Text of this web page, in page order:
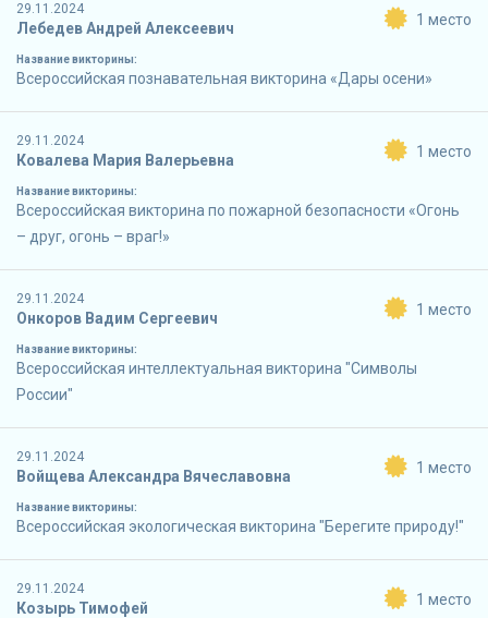
29.11.2024
Лебедев Андрей Алексеевич
Название викторины:
Всероссийская познавательная викторина «Дары осени»
1 место
29.11.2024
Ковалева Мария Валерьевна
Название викторины:
Всероссийская викторина по пожарной безопасности «Огонь
– друг, огонь – враг!»
1 место
29.11.2024
Онкоров Вадим Сергеевич
Название викторины:
Всероссийская интеллектуальная викторина "Символы
России"
1 место
29.11.2024
Войщева Александра Вячеславовна
Название викторины:
Всероссийская экологическая викторина "Берегите природу!"
1 место
29.11.2024
Козырь Тимофей 1 место